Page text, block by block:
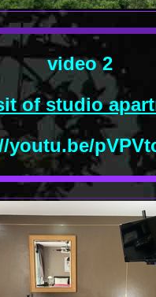
video 2
of studio
youtu.be/